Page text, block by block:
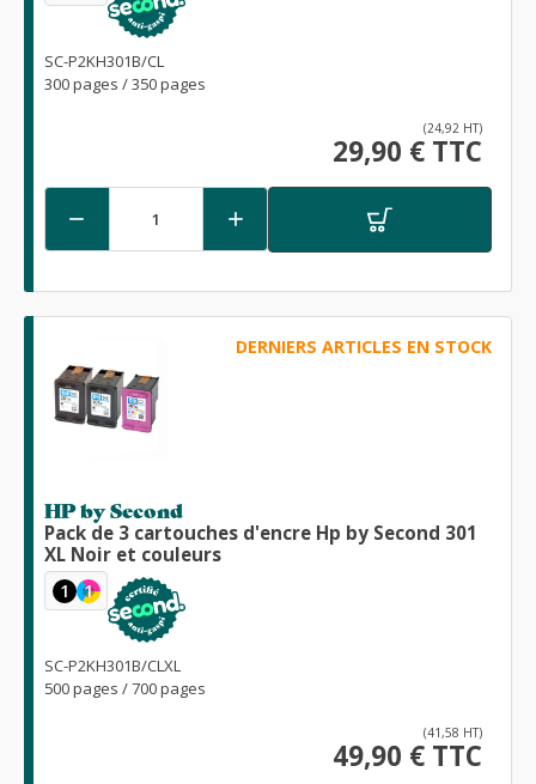
SC-P2KH301B/CL
300 pages / 350 pages
(24,92 HT)
29,90 € TTC
 
DERNIERS ARTICLES EN STOCK
HP by Second
Pack de 3 cartouches d'encre Hp by Second 301
XL Noir et couleurs
1 1
SC-P2KH301B/CLXL
500 pages / 700 pages
(41,58 HT)
49,90 € TTC